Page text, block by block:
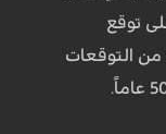
توقع
من التوقعات